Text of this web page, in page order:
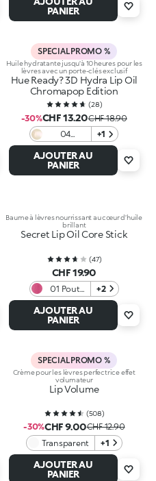
PANIER
SPECIAL PROMO %
Huile hydratante jusqu'à 10 heures pour les
lèvres avec un porte-clés exclusif
Hue Ready? 3D Hydra Lip Oil
Chromapop Edition
(28)
-30%CHF 13.20CHF 18.90
04
Honeypot
+1
AJOUTER AU
PANIER
Baume à lèvres nourrissant au cœur d’huile
brillant
Secret Lip Oil Core Stick
(47)
CHF 19.90
01 Pout
Perfection
+2
AJOUTER AU
PANIER
SPECIAL PROMO %
Crème pour les lèvres perfectrice effet
volumateur
Lip Volume
(508)
-30%CHF 9.00CHF 12.90
Transparent
+1
AJOUTER AU
PANIER